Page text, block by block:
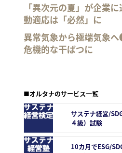
「異次元の夏」が企業
動適応は「必然」に
異常気象から極端気象
危機的な干ばつに
■オルタナのサービス一覧
サステナ経営/
４級）試験
10カ月でESG/